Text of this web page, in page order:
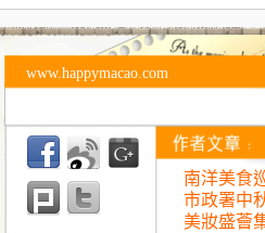
www.happymacao.com
南洋美食
市政署中
美妝盛薈